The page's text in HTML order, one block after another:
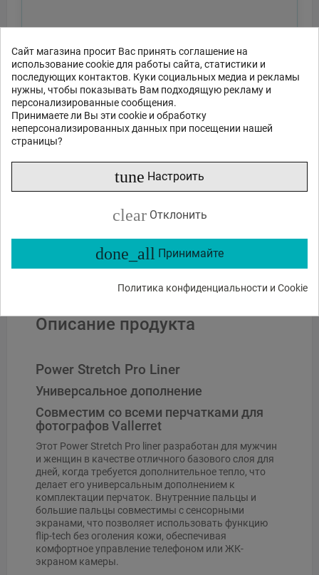
Сайт магазина просит Вас принять соглашение на
использование cookie для работы сайта, статистики и
последующих контактов. Куки социальных медиа и рекламы
нужны, чтобы показывать Вам подходящую рекламу и
персонализированные сообщения.
Принимаете ли Вы эти cookie и обработку
неперсонализированных данных при посещении нашей
страницы?
tune Настроить
clear Отклонить
done_all Принимайте
Политика конфиденциальности и Cookie
Есть в наличии?
Описание продукта
Power Stretch Pro Liner
Универсальное дополнение
Совместим со всеми перчатками для
фотографов Vallerret
Этот Power Stretch Pro liner разработан для мужчин
и женщин в качестве отличного базового слоя для
дней, когда требуется дополнительное тепло, что
делает его универсальным дополнением к
комплектации перчаток. Внутренние пальцы и
большие пальцы совместимы с сенсорными
экранами, что позволяет использовать функцию
flip-tech без оголения кожи, обеспечивая
комфортное управление телефоном или ЖК-
экраном камеры.